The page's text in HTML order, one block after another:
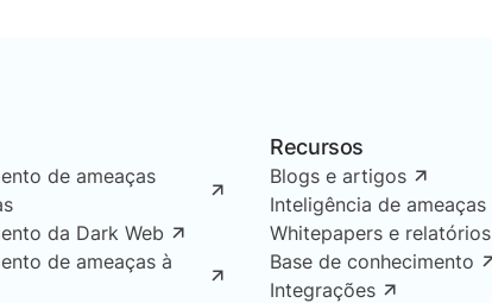
de ameaças
da Dark Web
de ameaças à
Recursos
Blogs e artigos
Inteligência de ameaças
Whitepapers e relatórios
Base de conhecimento
Integrações